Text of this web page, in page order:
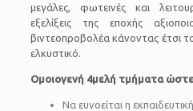
μεγάλες, φωτεινές και
εξελίξεις της εποχής
βιντεοπροβολέα κάνοντας έτσι
ελκυστικό.
Ομοιογενή 4μελή τμήματα
Να ευνοείται η